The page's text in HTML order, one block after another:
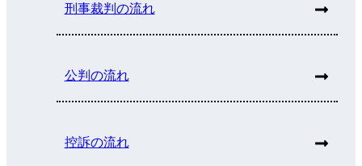
刑事裁判の流れ
公判の流れ
控訴の流れ